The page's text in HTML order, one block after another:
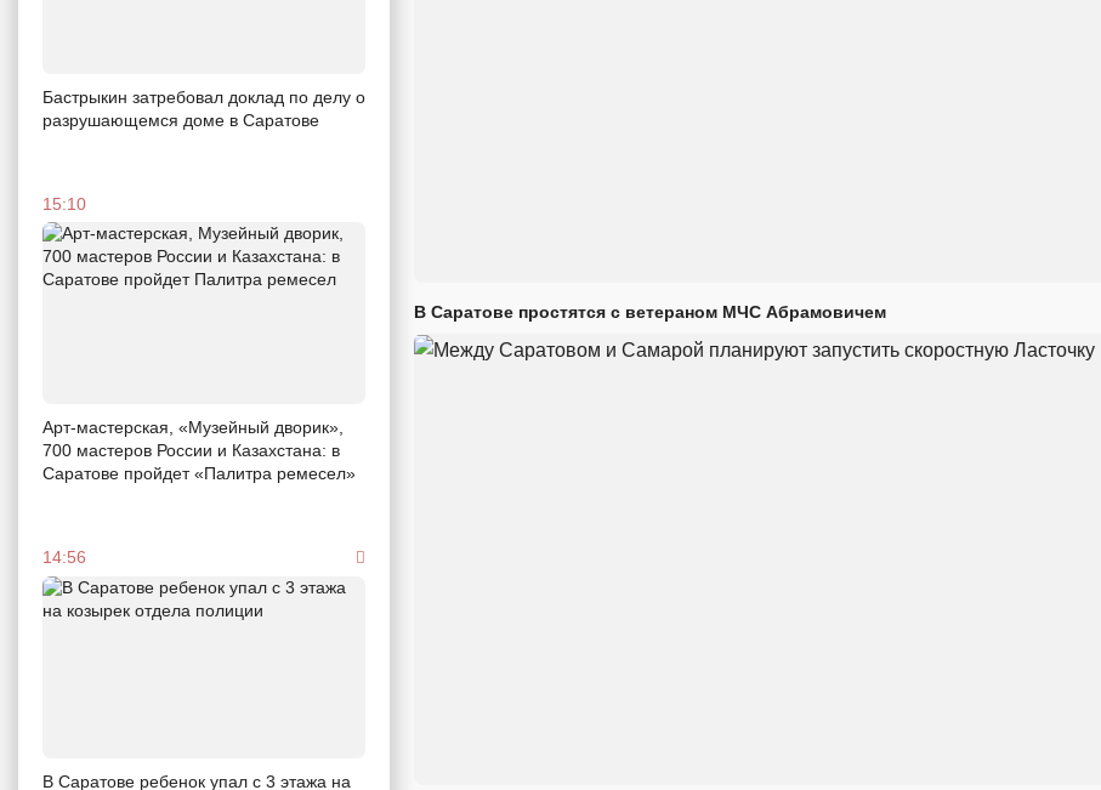
Бастрыкин затребовал доклад по делу о
разрушающемся доме в Саратове
15:10
Арт-мастерская, «Музейный дворик»,
700 мастеров России и Казахстана: в
Саратове пройдет «Палитра ремесел»
14:56
В Саратове ребенок упал с 3 этажа на
В Саратове простятся с ветераном МЧС Абрамовичем